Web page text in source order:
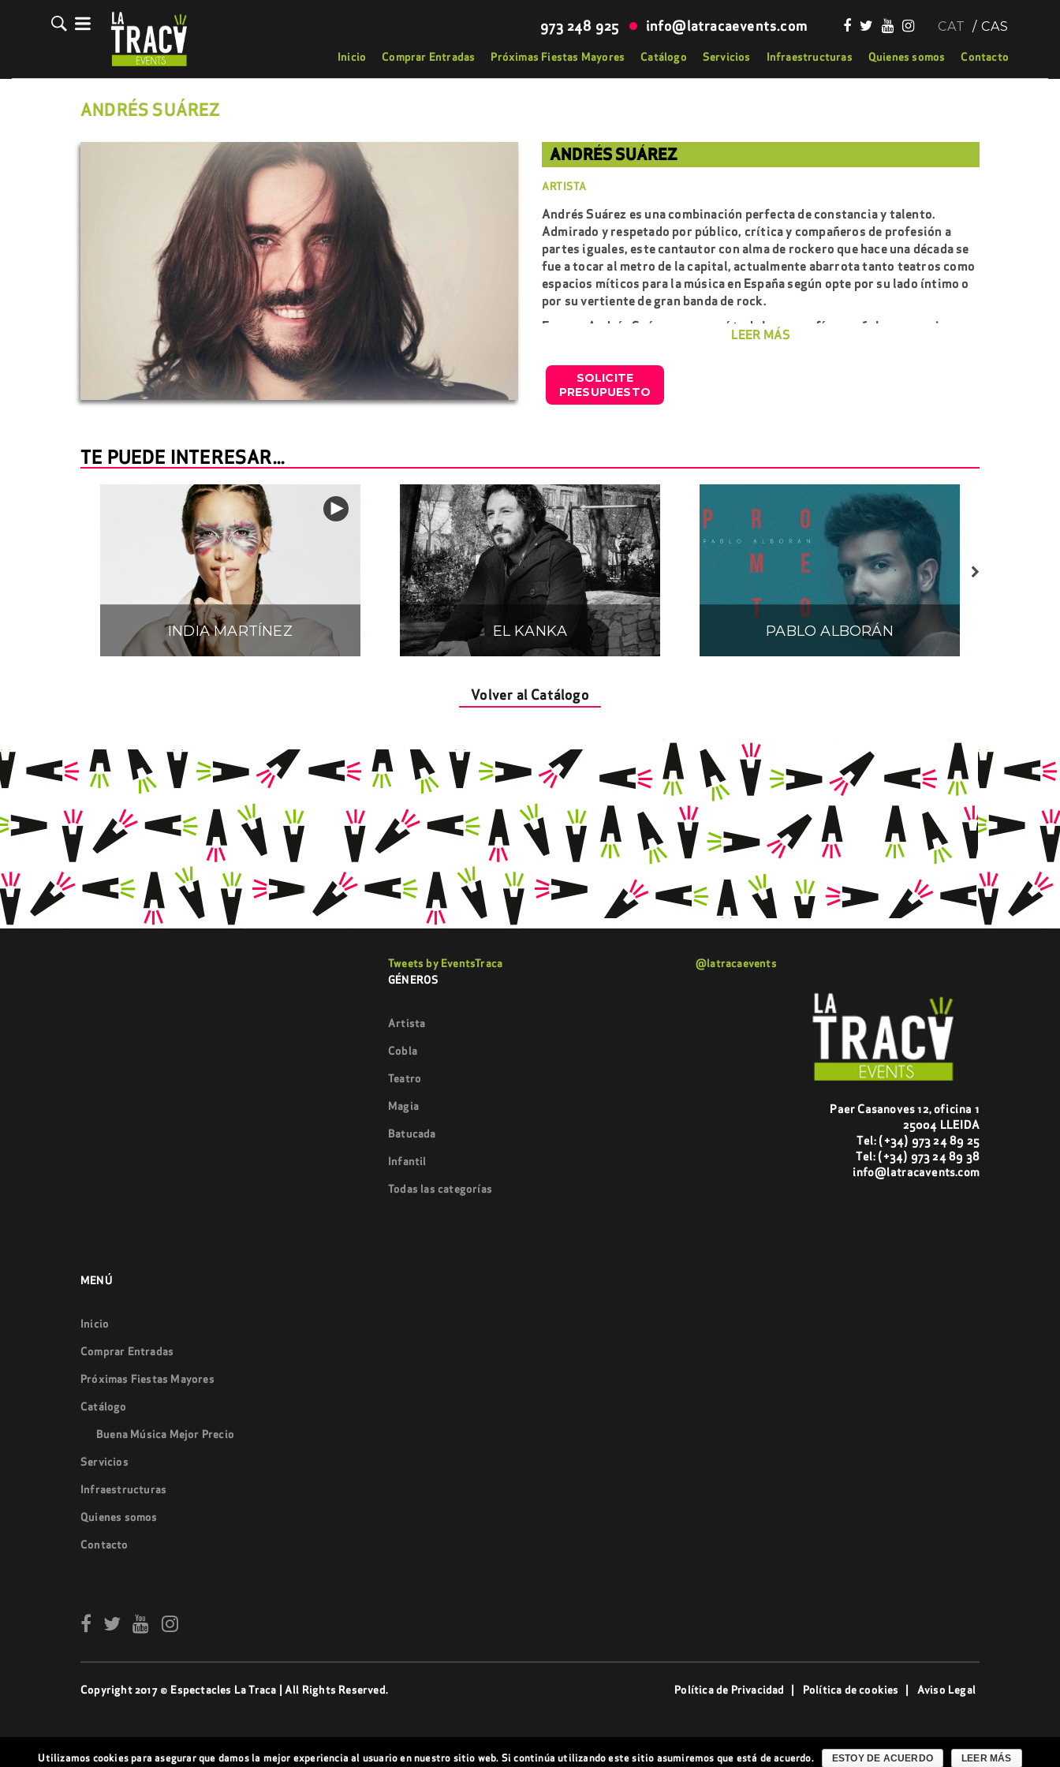
CAT CAS
973 248 925 info@latracaevents.com
Inicio Comprar Entradas Próximas Fiestas Mayores Catálogo Servicios Infraestructuras Quienes somos Contacto
ANDRÉS SUÁREZ
ANDRÉS SUÁREZ
ARTISTA
Andrés Suárez es una combinación perfecta de constancia y talento.
Admirado y respetado por público, crítica y compañeros de profesión a
partes iguales, este cantautor con alma de rockero que hace una década se
fue a tocar al metro de la capital, actualmente abarrota tanto teatros como
espacios míticos para la música en España según opte por su lado íntimo o
por su vertiente de gran banda de rock.
En 2021 Andrés Suárez recorrerá toda la geografía española con su gira
#AS2021 presentando su octavo trabajo ‘Andrés Suárez’, el más personal de
el álbum más vendido de España en su primera semana de lanzamiento.
LEER MÁS
SOLICITE
PRESUPUESTO
TE PUEDE INTERESAR...
INDIA MARTÍNEZ EL KANKA PABLO ALBORÁN
Volver al Catálogo
MENÚ
Inicio
Comprar Entradas
Próximas Fiestas Mayores
Catálogo
Buena Música Mejor Precio
Servicios
Infraestructuras
Quienes somos
Contacto
Tweets by EventsTraca
GÉNEROS
Artista
Cobla
Teatro
Magia
Batucada
Infantil
Todas las categorías
@latracaevents
Paer Casanoves 12, oficina 1
25004 LLEIDA
Tel: (+34) 973 24 89 25
Tel: (+34) 973 24 89 38
info@latracavents.com
Copyright 2017 © Espectacles La Traca | All Rights Reserved. Política de Privacidad Política de cookies Aviso Legal
Utilizamos cookies para asegurar que damos la mejor experiencia al usuario en nuestro sitio web. Si continúa utilizando este sitio asumiremos que está de acuerdo. ESTOY DE ACUERDO LEER MÁS